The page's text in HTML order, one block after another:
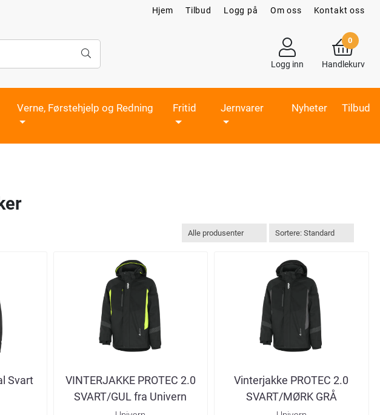
Hjem Tilbud Logg på Om oss Kontakt oss
Logg inn
0
Handlekurv
Verne, Førstehjelp og Redning Fritid Jernvarer Nyheter Tilbud
Svart
VINTERJAKKE PROTEC 2.0
SVART/GUL fra Univern
Vinterjakke PROTEC 2.0
SVART/MØRK GRÅ